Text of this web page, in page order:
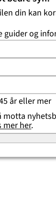
din kan
guider og
år eller mer
motta
mer her.